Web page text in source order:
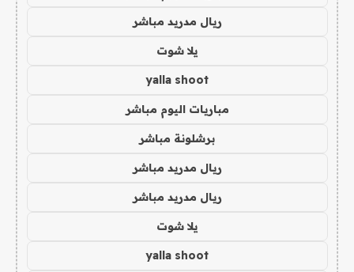
ريال مدريد مباشر
يلا شوت
yalla shoot
مباريات اليوم مباشر
برشلونة مباشر
ريال مدريد مباشر
ريال مدريد مباشر
يلا شوت
yalla shoot